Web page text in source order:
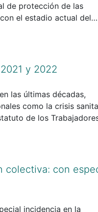
de protección de las
el estadio actual del
mediante su
y 2022
las últimas décadas,
como la crisis
de los
2012.
colectiva: con
incidencia en la